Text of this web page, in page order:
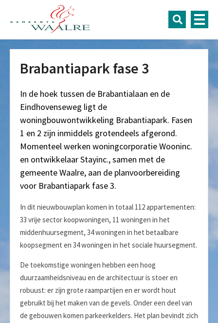
Brabantiapark fase 3
In de hoek tussen de Brabantialaan en de
Eindhovenseweg ligt de
woningbouwontwikkeling Brabantiapark. Fasen
1 en 2 zijn inmiddels grotendeels afgerond.
Momenteel werken woningcorporatie Wooninc.
en ontwikkelaar Stayinc., samen met de
gemeente Waalre, aan de planvoorbereiding
voor Brabantiapark fase 3.
In dit nieuwbouwplan komen in totaal 112 appartementen:
33 vrije sector koopwoningen, 11 woningen in het
middenhuursegment, 34 woningen in het betaalbare
koopsegment en 34 woningen in het sociale huursegment.
De toekomstige woningen hebben een hoog
duurzaamheidsniveau en de architectuur is stoer en
robuust: er zijn grote raampartijen en er wordt hout
gebruikt bij het maken van de gevels. Onder een deel van
de gebouwen komen parkeerkelders. Het plan bevindt zich